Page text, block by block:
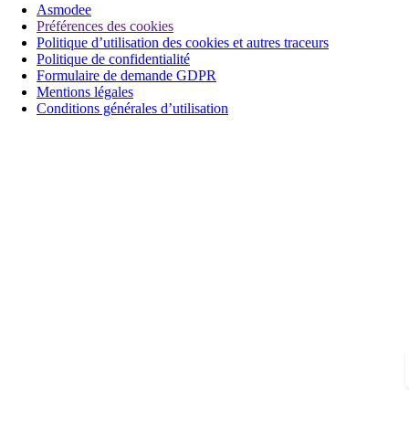
Asmodee
Préférences des cookies
Politique d’utilisation des cookies et autres traceurs
Politique de confidentialité
Formulaire de demande GDPR
Mentions légales
Conditions générales d’utilisation